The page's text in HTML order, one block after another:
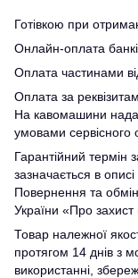
Готівкою при
Онлайн-оплата
Оплата частинами
Оплата за
На кавомашини
умовами сервісного
Гарантійний термін
зазначається в
Повернення та
України «Про захист
Товар належної
протягом 14 днів з
використанні,